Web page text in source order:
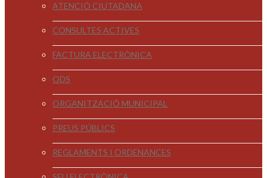
ATENCIÓ CIUTADANA
CONSULTES ACTIVES
FACTURA ELECTRÒNICA
ODS
ORGANITZACIÓ MUNICIPAL
PREUS PÚBLICS
REGLAMENTS I ORDENANCES